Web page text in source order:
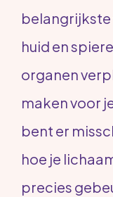
belangrijkste
huid en
organen
maken voor
bent er
hoe je
precies